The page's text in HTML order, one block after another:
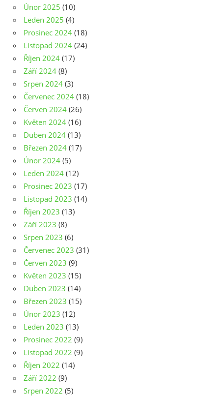
Únor 2025 (10)
Leden 2025 (4)
Prosinec 2024 (18)
Listopad 2024 (24)
Říjen 2024 (17)
Září 2024 (8)
Srpen 2024 (3)
Červenec 2024 (18)
Červen 2024 (26)
Květen 2024 (16)
Duben 2024 (13)
Březen 2024 (17)
Únor 2024 (5)
Leden 2024 (12)
Prosinec 2023 (17)
Listopad 2023 (14)
Říjen 2023 (13)
Září 2023 (8)
Srpen 2023 (6)
Červenec 2023 (31)
Červen 2023 (9)
Květen 2023 (15)
Duben 2023 (14)
Březen 2023 (15)
Únor 2023 (12)
Leden 2023 (13)
Prosinec 2022 (9)
Listopad 2022 (9)
Říjen 2022 (14)
Září 2022 (9)
Srpen 2022 (5)